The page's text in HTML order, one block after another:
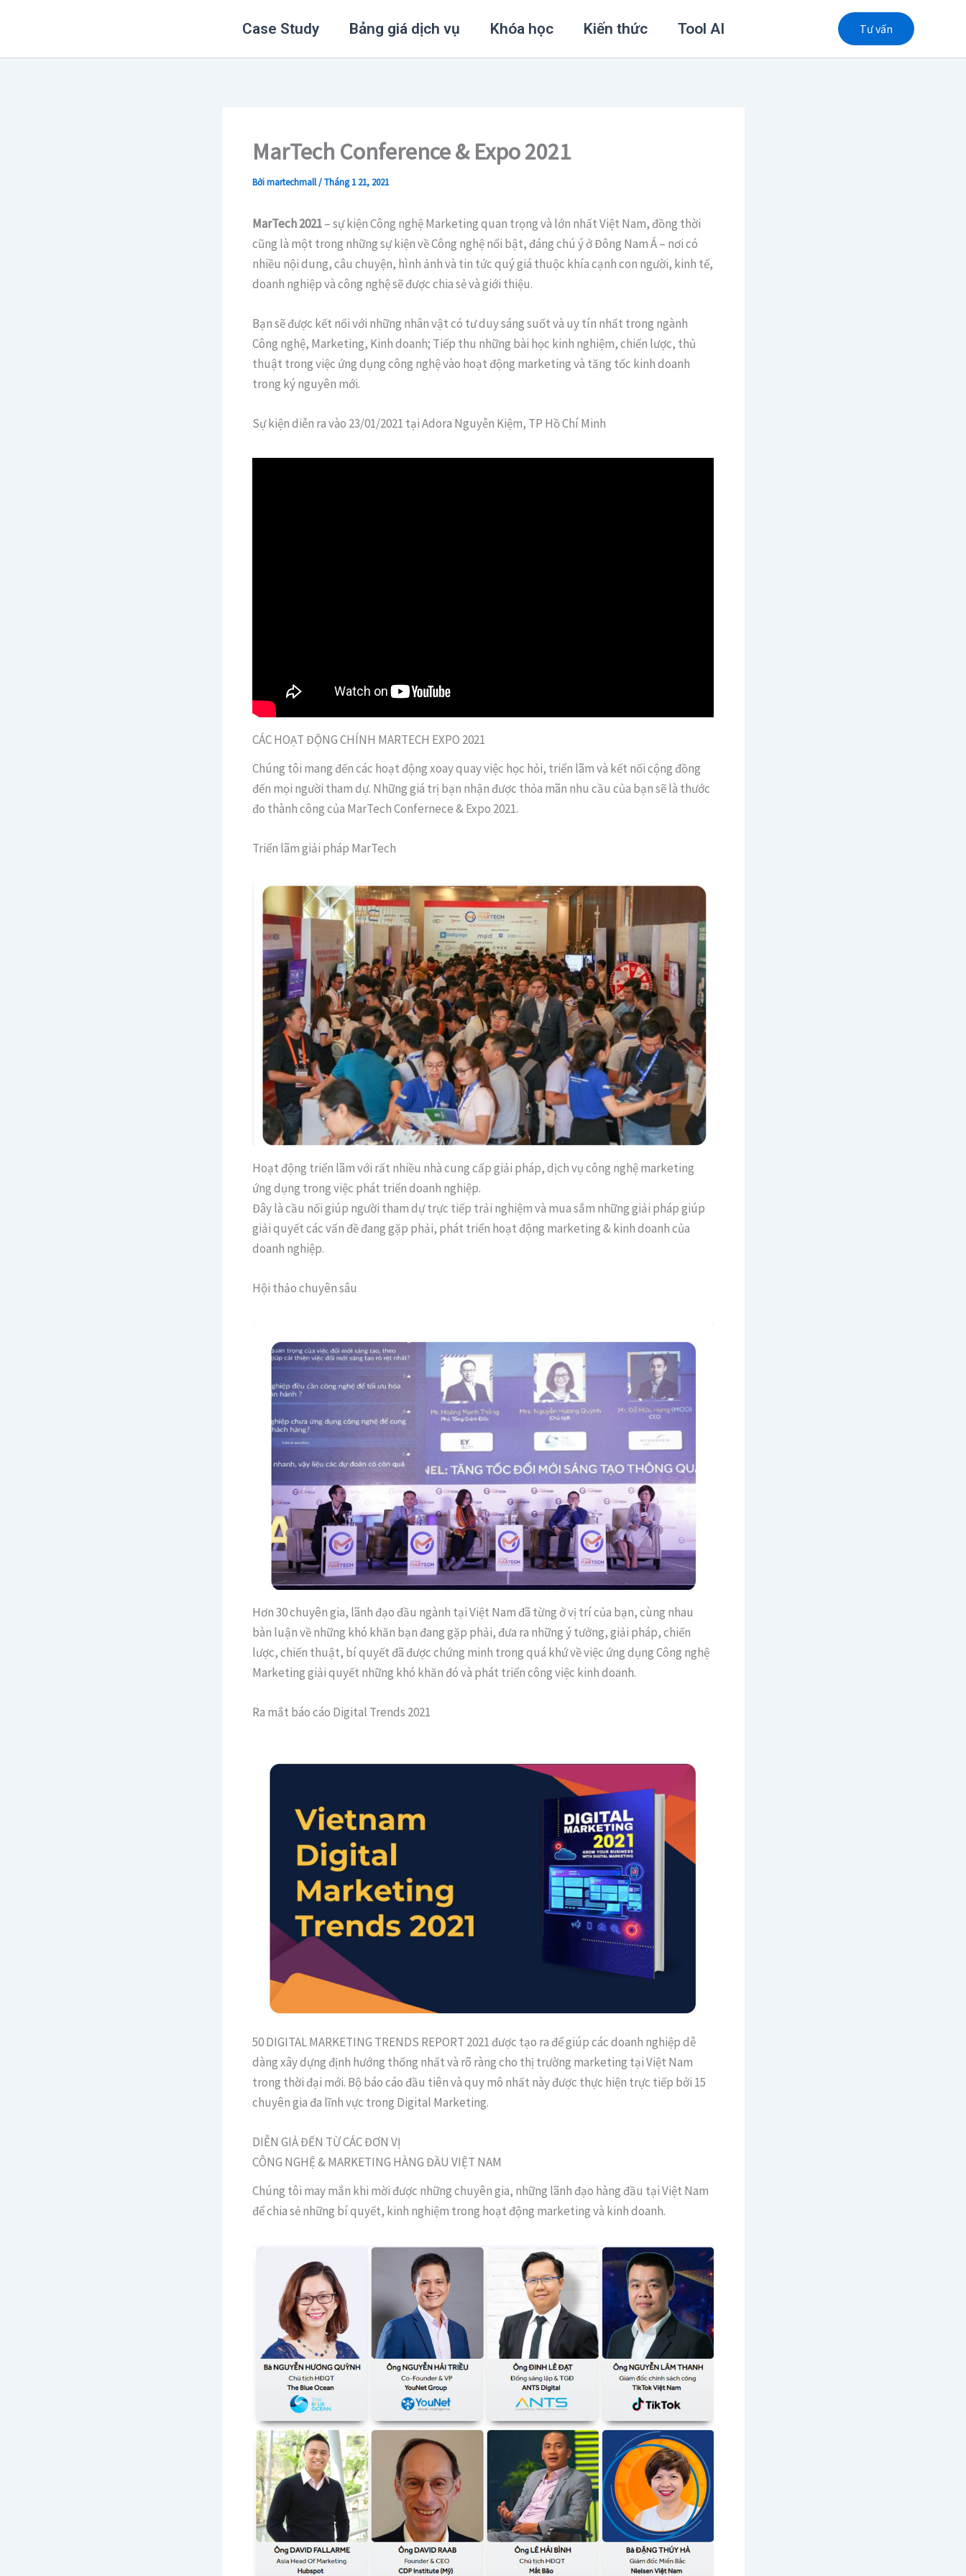
Case Study Bảng giá dịch vụ Khóa học Kiến thức Tool AI Tư vấn
MarTech Conference & Expo 2021
Bởimartechmall/Tháng 1 21, 2021
MarTech 2021– sự kiện Công nghệ Marketing quan trọng và lớn nhất Việt Nam, đồng thời
cũng là một trong những sự kiện về Công nghệ nổi bật, đáng chú ý ở Đông Nam Á – nơi có
nhiều nội dung, câu chuyện, hình ảnh và tin tức quý giá thuộc khía cạnh con người, kinh tế,
doanh nghiệp và công nghệ sẽ được chia sẻ và giới thiệu.
Bạn sẽ được kết nối với những nhân vật có tư duy sáng suốt và uy tín nhất trong ngành
Công nghệ, Marketing, Kinh doanh; Tiếp thu những bài học kinh nghiệm, chiến lược, thủ
thuật trong việc ứng dụng công nghệ vào hoạt động marketing và tăng tốc kinh doanh
trong ký nguyên mới.
Sự kiện diễn ra vào 23/01/2021 tại Adora Nguyễn Kiệm, TP Hồ Chí Minh
CÁC HOẠT ĐỘNG CHÍNH MARTECH EXPO 2021
Chúng tôi mang đến các hoạt động xoay quay việc học hỏi, triển lãm và kết nối cộng đồng
đến mọi người tham dự. Những giá trị bạn nhận được thỏa mãn nhu cầu của bạn sẽ là thước
đo thành công của MarTech Confernece & Expo 2021.
Triển lãm giải pháp MarTech
Hoạt động triển lãm với rất nhiều nhà cung cấp giải pháp, dịch vụ công nghệ marketing
ứng dụng trong việc phát triển doanh nghiệp.
Đây là cầu nối giúp người tham dự trực tiếp trải nghiệm và mua sắm những giải pháp giúp
giải quyết các vấn đề đang gặp phải, phát triển hoạt động marketing & kinh doanh của
doanh nghiệp.
Hội thảo chuyên sâu
Hơn 30 chuyên gia, lãnh đạo đầu ngành tại Việt Nam đã từng ở vị trí của bạn, cùng nhau
bàn luận về những khó khăn bạn đang gặp phải, đưa ra những ý tưởng, giải pháp, chiến
lược, chiến thuật, bí quyết đã được chứng minh trong quá khứ về việc ứng dụng Công nghệ
Marketing giải quyết những khó khăn đó và phát triển công việc kinh doanh.
Ra mắt báo cáo Digital Trends 2021
50 DIGITAL MARKETING TRENDS REPORT 2021 được tạo ra để giúp các doanh nghiệp dễ
dàng xây dựng định hướng thống nhất và rõ ràng cho thị trường marketing tại Việt Nam
trong thời đại mới. Bộ báo cáo đầu tiên và quy mô nhất này được thực hiện trực tiếp bởi 15
chuyên gia đa lĩnh vực trong Digital Marketing.
DIỄN GIẢ ĐẾN TỪ CÁC ĐƠN VỊ
CÔNG NGHỆ & MARKETING HÀNG ĐẦU VIỆT NAM
Chúng tôi may mắn khi mời được những chuyên gia, những lãnh đạo hàng đầu tại Việt Nam
để chia sẻ những bí quyết, kinh nghiệm trong hoạt động marketing và kinh doanh.